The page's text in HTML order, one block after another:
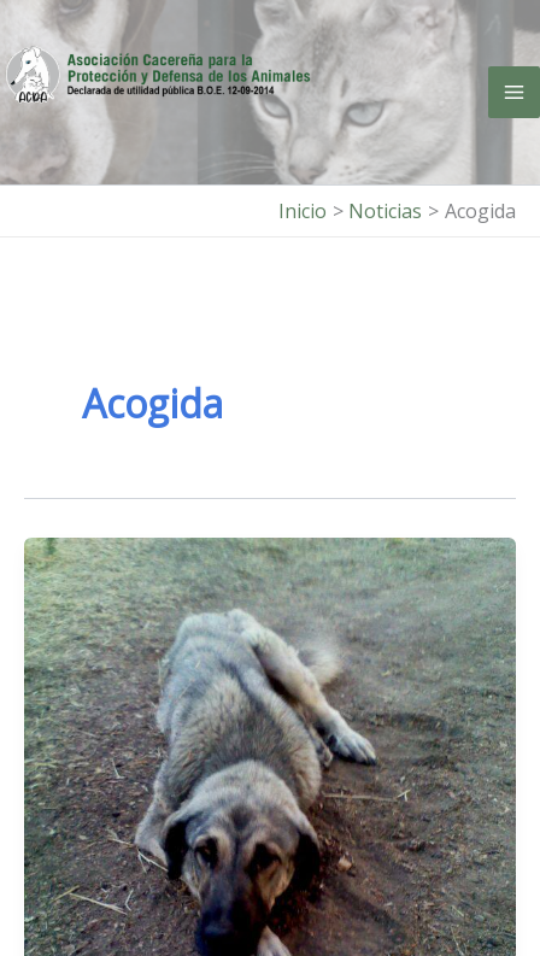
contenido
Inicio Noticias Acogida
Acogida